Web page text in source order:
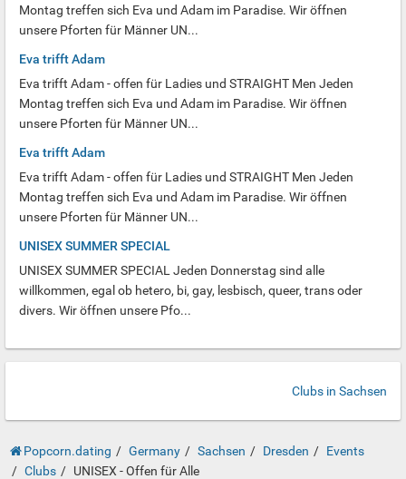
Montag treffen sich Eva und Adam im Paradise. Wir öffnen
unsere Pforten für Männer UN...
Eva trifft Adam
Eva trifft Adam - offen für Ladies und STRAIGHT Men Jeden
Montag treffen sich Eva und Adam im Paradise. Wir öffnen
unsere Pforten für Männer UN...
Eva trifft Adam
Eva trifft Adam - offen für Ladies und STRAIGHT Men Jeden
Montag treffen sich Eva und Adam im Paradise. Wir öffnen
unsere Pforten für Männer UN...
UNISEX SUMMER SPECIAL
UNISEX SUMMER SPECIAL Jeden Donnerstag sind alle
willkommen, egal ob hetero, bi, gay, lesbisch, queer, trans oder
divers. Wir öffnen unsere Pfo...
Clubs in Sachsen
Popcorn.dating Germany Sachsen Dresden
Events
Clubs
UNISEX - Offen für Alle